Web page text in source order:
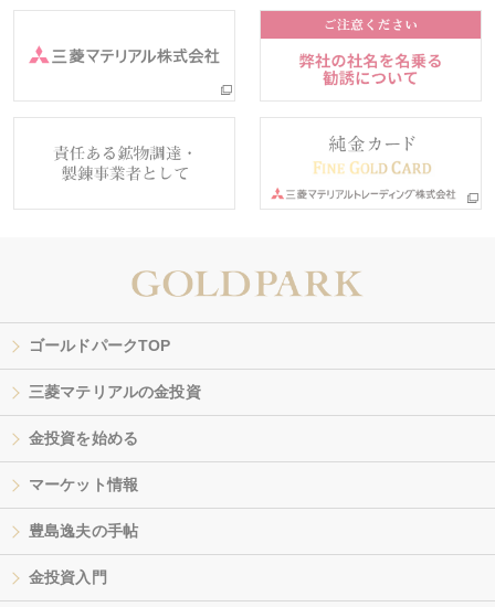
ゴールドパークTOP
三菱マテリアルの金投資
金投資を始める
マーケット情報
豊島逸夫の手帖
金投資入門